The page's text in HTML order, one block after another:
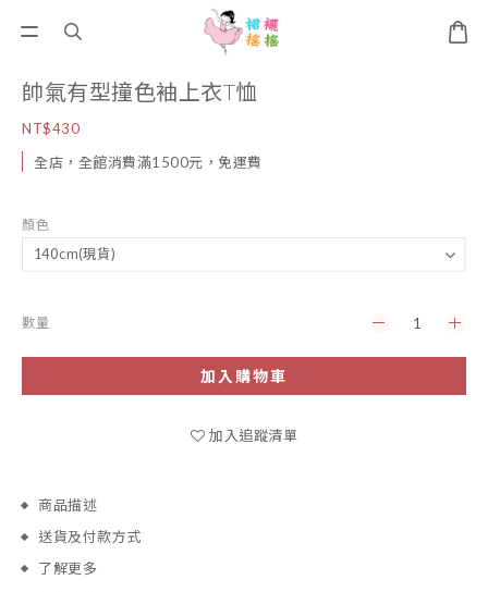
帥氣有型撞色袖上衣T恤
NT$430
全店，全館消費滿1500元，免運費
顏色
數量
加入購物車
加入追蹤清單
商品描述
送貨及付款方式
了解更多